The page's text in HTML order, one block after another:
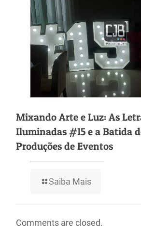
Mixando Arte e Luz: As
Iluminadas #15 e a Batida
Produções de Eventos
Saiba Mais
Comments are closed.